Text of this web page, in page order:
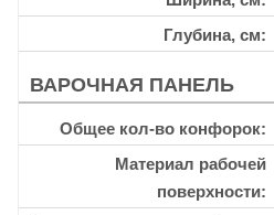
Глубина, см
ВАРОЧНАЯ ПАНЕЛЬ
Общее кол-во конфорок
Материал рабочей
поверхности